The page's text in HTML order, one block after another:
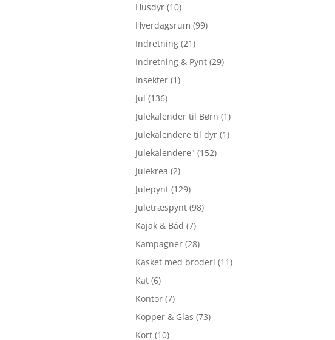
Husdyr (10)
Hverdagsrum (99)
Indretning (21)
Indretning & Pynt (29)
Insekter (1)
Jul (136)
Julekalender til Børn (1)
Julekalendere til dyr (1)
Julekalendere" (152)
Julekrea (2)
Julepynt (129)
Juletræspynt (98)
Kajak & Båd (7)
Kampagner (28)
Kasket med broderi (11)
Kat (6)
Kontor (7)
Kopper & Glas (73)
Kort (10)